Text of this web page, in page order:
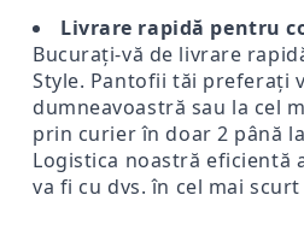
Livrare rapidă pentru
Bucurați-vă de livrare
Style. Pantofii tăi preferați
dumneavoastră sau la cel
prin curier în doar 2 până
Logistica noastră eficientă
va fi cu dvs. în cel mai